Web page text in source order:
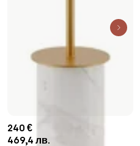
240 €
469,4 лв.